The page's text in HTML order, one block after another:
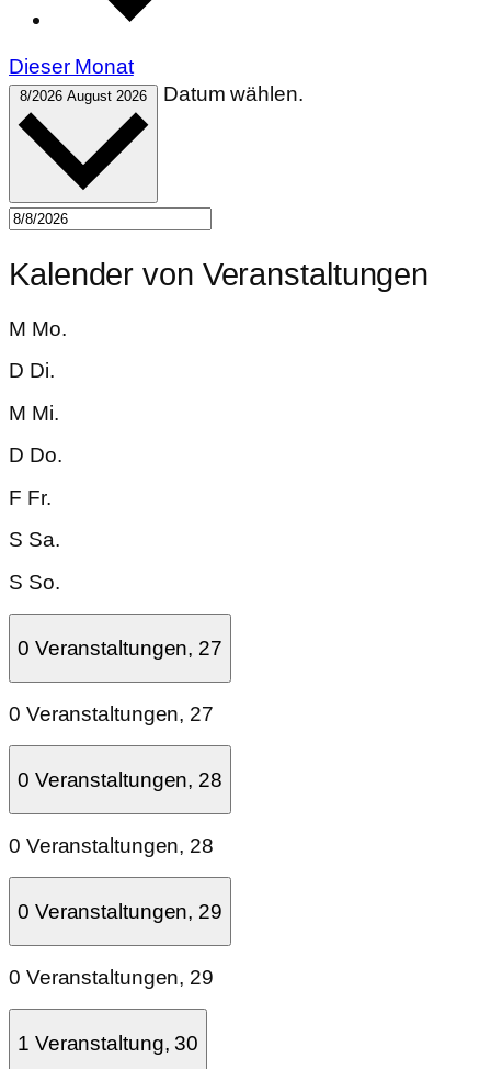
Dieser Monat
8/2026 August 2026 Datum wählen.
Kalender von Veranstaltungen
M Mo.
D Di.
M Mi.
D Do.
F Fr.
S Sa.
S So.
0 Veranstaltungen, 27
0 Veranstaltungen, 27
0 Veranstaltungen, 28
0 Veranstaltungen, 28
0 Veranstaltungen, 29
0 Veranstaltungen, 29
1 Veranstaltung,30